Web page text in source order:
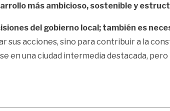
más ambicioso, sostenible y
del gobierno local; también es
sus acciones, sino para contribuir a la
una ciudad intermedia destacada,